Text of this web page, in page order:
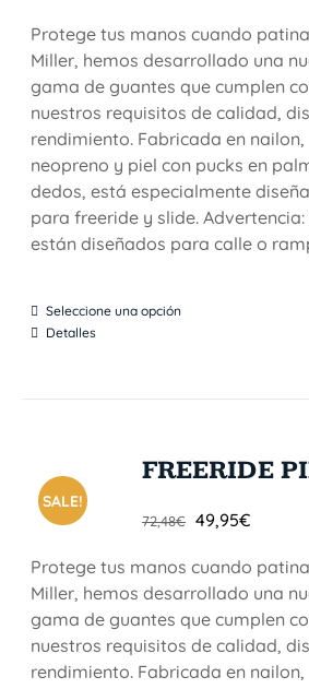
Protege tus manos cuando
Miller, hemos desarrollado una
gama de guantes que cumplen
nuestros requisitos de calidad,
rendimiento. Fabricada en nailon,
neopreno y piel con pucks en
dedos, está especialmente
para freeride y slide. Advertencia:
están diseñados para calle o
Seleccione una opción
Detalles
SALE!
FREERIDE
72,48€ 49,95€
Protege tus manos cuando
Miller, hemos desarrollado una
gama de guantes que cumplen
nuestros requisitos de calidad,
rendimiento. Fabricada en nailon,